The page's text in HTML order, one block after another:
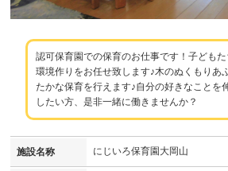
認可保育園での保育のお仕事です！子ども
環境作りをお任せ致します♪木のぬくもりあ
たかな保育を行えます♪自分の好きなことを
したい方、是非一緒に働きませんか？
施設名称 にじいろ保育園大岡山